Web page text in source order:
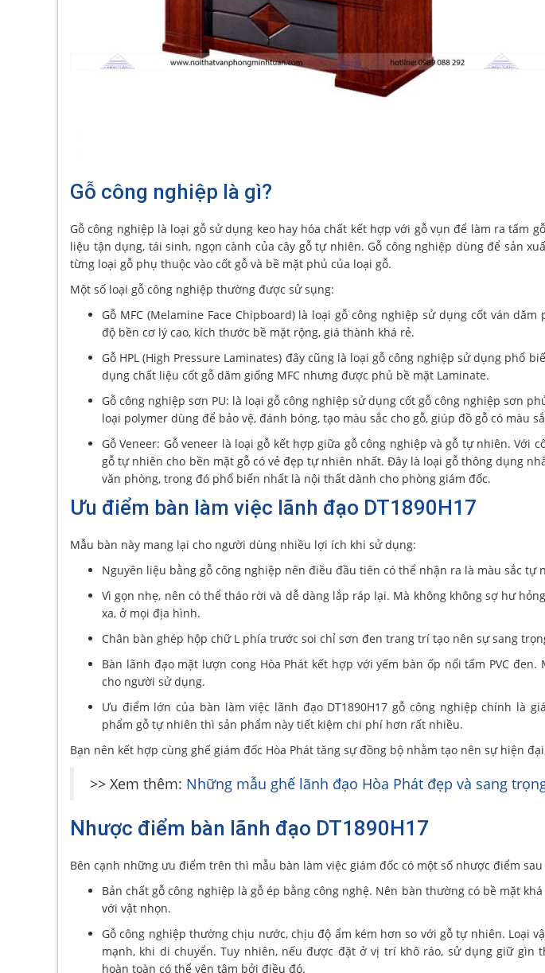
Gỗ công nghiệp là gì?
Gỗ công nghiệp là loại gỗ sử dụng keo hay hóa chất kết hợp với gỗ vụn để làm ra tấm
liệu tận dụng, tái sinh, ngọn cành của cây gỗ tự nhiên. Gỗ công nghiệp dùng để sản
từng loại gỗ phụ thuộc vào cốt gỗ và bề mặt phủ của loại gỗ.
Một số loại gỗ công nghiệp thường được sử sụng:
Gỗ MFC (Melamine Face Chipboard) là loại gỗ công nghiệp sử dụng cốt ván
độ bền cơ lý cao, kích thước bề mặt rộng, giá thành khá rẻ.
Gỗ HPL (High Pressure Laminates) đây cũng là loại gỗ công nghiệp sử dụng phổ
dụng chất liệu cốt gỗ dăm giống MFC nhưng được phủ bề mặt Laminate.
Gỗ công nghiệp sơn PU: là loại gỗ công nghiệp sử dụng cốt gỗ công nghiệp sơn
loại polymer dùng để bảo vệ, đánh bóng, tạo màu sắc cho gỗ, giúp đồ gỗ có màu
Gỗ Veneer: Gỗ veneer là loại gỗ kết hợp giữa gỗ công nghiệp và gỗ tự nhiên. Với
gỗ tự nhiên cho bền mặt gỗ có vẻ đẹp tự nhiên nhất. Đây là loại gỗ thông dụng
văn phòng, trong đó phổ biến nhất là nội thất dành cho phòng giám đốc.
Ưu điểm bàn làm việc lãnh đạo DT1890H17
Mẫu bàn này mang lại cho người dùng nhiều lợi ích khi sử dụng:
Nguyên liệu bằng gỗ công nghiệp nên điều đầu tiên có thể nhận ra là màu sắc tự
Vì gọn nhẹ, nên có thể tháo rời và dễ dàng lắp ráp lại. Mà không không sợ hư
xa, ở mọi địa hình.
Chân bàn ghép hộp chữ L phía trước soi chỉ sơn đen trang trí tạo nên sự sang
Bàn lãnh đạo mặt lượn cong Hòa Phát kết hợp với yếm bàn ốp nổi tấm PVC
cho người sử dụng.
Ưu điểm lớn của bàn làm việc lãnh đạo DT1890H17 gỗ công nghiệp chính là
phẩm gỗ tự nhiên thì sản phẩm này tiết kiệm chi phí hơn rất nhiều.
Bạn nên kết hợp cùng ghế giám đốc Hòa Phát tăng sự đồng bộ nhằm tạo nên sự hiện
>> Xem thêm: Những mẫu ghế lãnh đạo Hòa Phát đẹp và sang
Nhược điểm bàn lãnh đạo DT1890H17
Bên cạnh những ưu điểm trên thì mẫu bàn làm việc giám đốc có một số nhược điểm sau
Bản chất gỗ công nghiệp là gỗ ép bằng công nghệ. Nên bàn thường có bề mặt
với vật nhọn.
Gỗ công nghiệp thường chịu nước, chịu độ ẩm kém hơn so với gỗ tự nhiên. Loại
mạnh, khi di chuyển. Tuy nhiên, nếu được đặt ở vị trí khô ráo, sử dụng giữ gìn
hoàn toàn có thể yên tâm bởi điều đó.